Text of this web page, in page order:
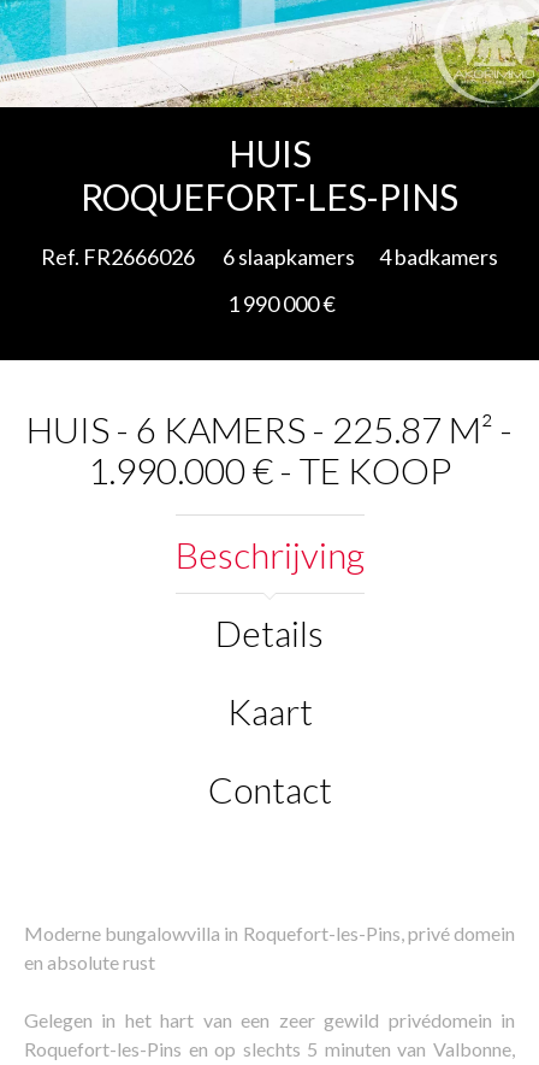
HUIS
ROQUEFORT-LES-PINS
Ref. FR2666026 6 slaapkamers
4 badkamers
1 990 000 €
HUIS - 6 KAMERS - 225.87 M² -
1.990.000 € - TE KOOP
Beschrijving
Details
Kaart
Contact
Moderne bungalowvilla in Roquefort-les-Pins, privé domein
en absolute rust
Gelegen in het hart van een zeer gewild privédomein in
Roquefort-les-Pins en op slechts 5 minuten van Valbonne,